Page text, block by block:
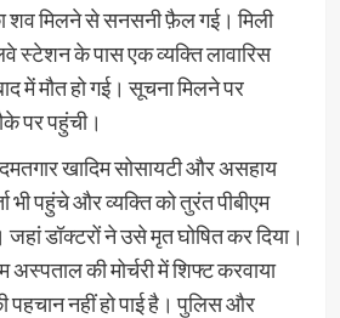
शव मिलने से सनसनी फ़ैल गई। मिली
स्टेशन के पास एक व्यक्ति लावारिस
में मौत हो गई। सूचना मिलने पर
पर पहुंची।
खादिम सोसायटी और असहाय
भी पहुंचे और व्यक्ति को तुरंत पीबीएम
डॉक्टरों ने उसे मृत घोषित कर दिया।
अस्पताल की मोर्चरी में शिफ्ट करवाया
नहीं हो पाई है। पुलिस और